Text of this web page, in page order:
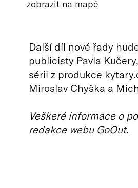
zobrazit na mapě
Další díl nové řady
publicisty Pavla
sérii z produkce
Miroslav Chyška a
Veškeré informace o
redakce webu GoOut.